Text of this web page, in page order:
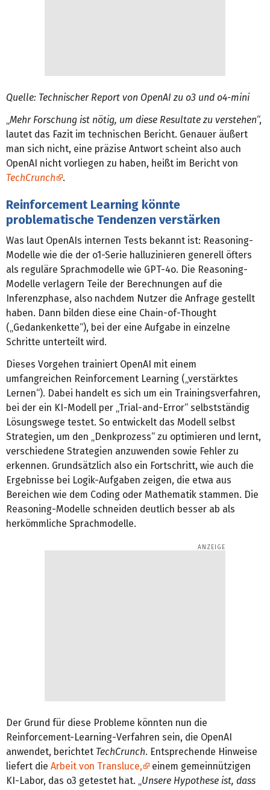
Quelle: Technischer Report von OpenAI zu o3 und o4-mini
Mehr Forschung ist nötig, um diese Resultate zu verstehen“,
lautet das Fazit im technischen Bericht. Genauer äußert
man sich nicht, eine präzise Antwort scheint also auch
OpenAI nicht vorliegen zu haben, heißt im Bericht von
TechCrunch
.
Reinforcement Learning könnte
problematische Tendenzen verstärken
Was laut OpenAIs internen Tests bekannt ist: Reasoning-
Modelle wie die der o1-Serie halluzinieren generell öfters
als reguläre Sprachmodelle wie GPT-4o. Die Reasoning-
Modelle verlagern Teile der Berechnungen auf die
Inferenzphase, also nachdem Nutzer die Anfrage gestellt
haben. Dann bilden diese eine Chain-of-Thought
(„Gedankenkette“), bei der eine Aufgabe in einzelne
Schritte unterteilt wird.
Dieses Vorgehen trainiert OpenAI mit einem
umfangreichen Reinforcement Learning („verstärktes
Lernen“). Dabei handelt es sich um ein Trainingsverfahren,
bei der ein KI-Modell per „Trial-and-Error“ selbstständig
Lösungswege testet. So entwickelt das Modell selbst
Strategien, um den „Denkprozess“ zu optimieren und lernt,
verschiedene Strategien anzuwenden sowie Fehler zu
erkennen. Grundsätzlich also ein Fortschritt, wie auch die
Ergebnisse bei Logik-Aufgaben zeigen, die etwa aus
Bereichen wie dem Coding oder Mathematik stammen. Die
Reasoning-Modelle schneiden deutlich besser ab als
herkömmliche Sprachmodelle.
Der Grund für diese Probleme könnten nun die
Reinforcement-Learning-Verfahren sein, die OpenAI
anwendet, berichtet TechCrunch. Entsprechende Hinweise
liefert die Arbeit von Transluce,
einem gemeinnützigen
KI-Labor, das o3 getestet hat. „ Unsere Hypothese ist, dass